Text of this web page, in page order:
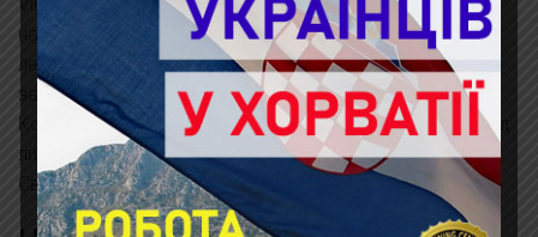
находится на скалистом выступе и оборудован
лежаками и зонтиками от солнца. С него открывается
захватывающий вид на Адриатику и Старый город.
Конечно, камни хорошо нагреваются на солнце, и вряд
ли днем тут можно долго находиться. Зато до пляжа
Святого Якова всего 6 минут пешком.